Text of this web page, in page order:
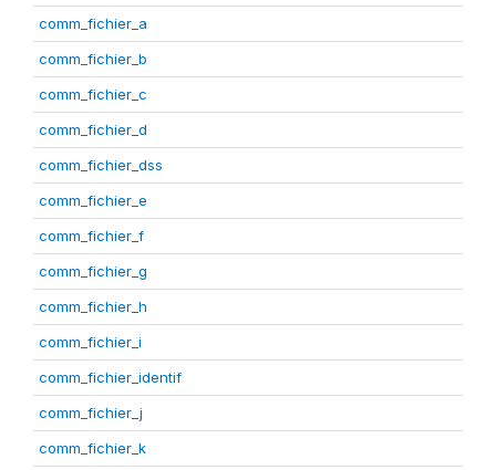
comm_fichier_a
comm_fichier_b
comm_fichier_c
comm_fichier_d
comm_fichier_dss
comm_fichier_e
comm_fichier_f
comm_fichier_g
comm_fichier_h
comm_fichier_i
comm_fichier_identif
comm_fichier_j
comm_fichier_k